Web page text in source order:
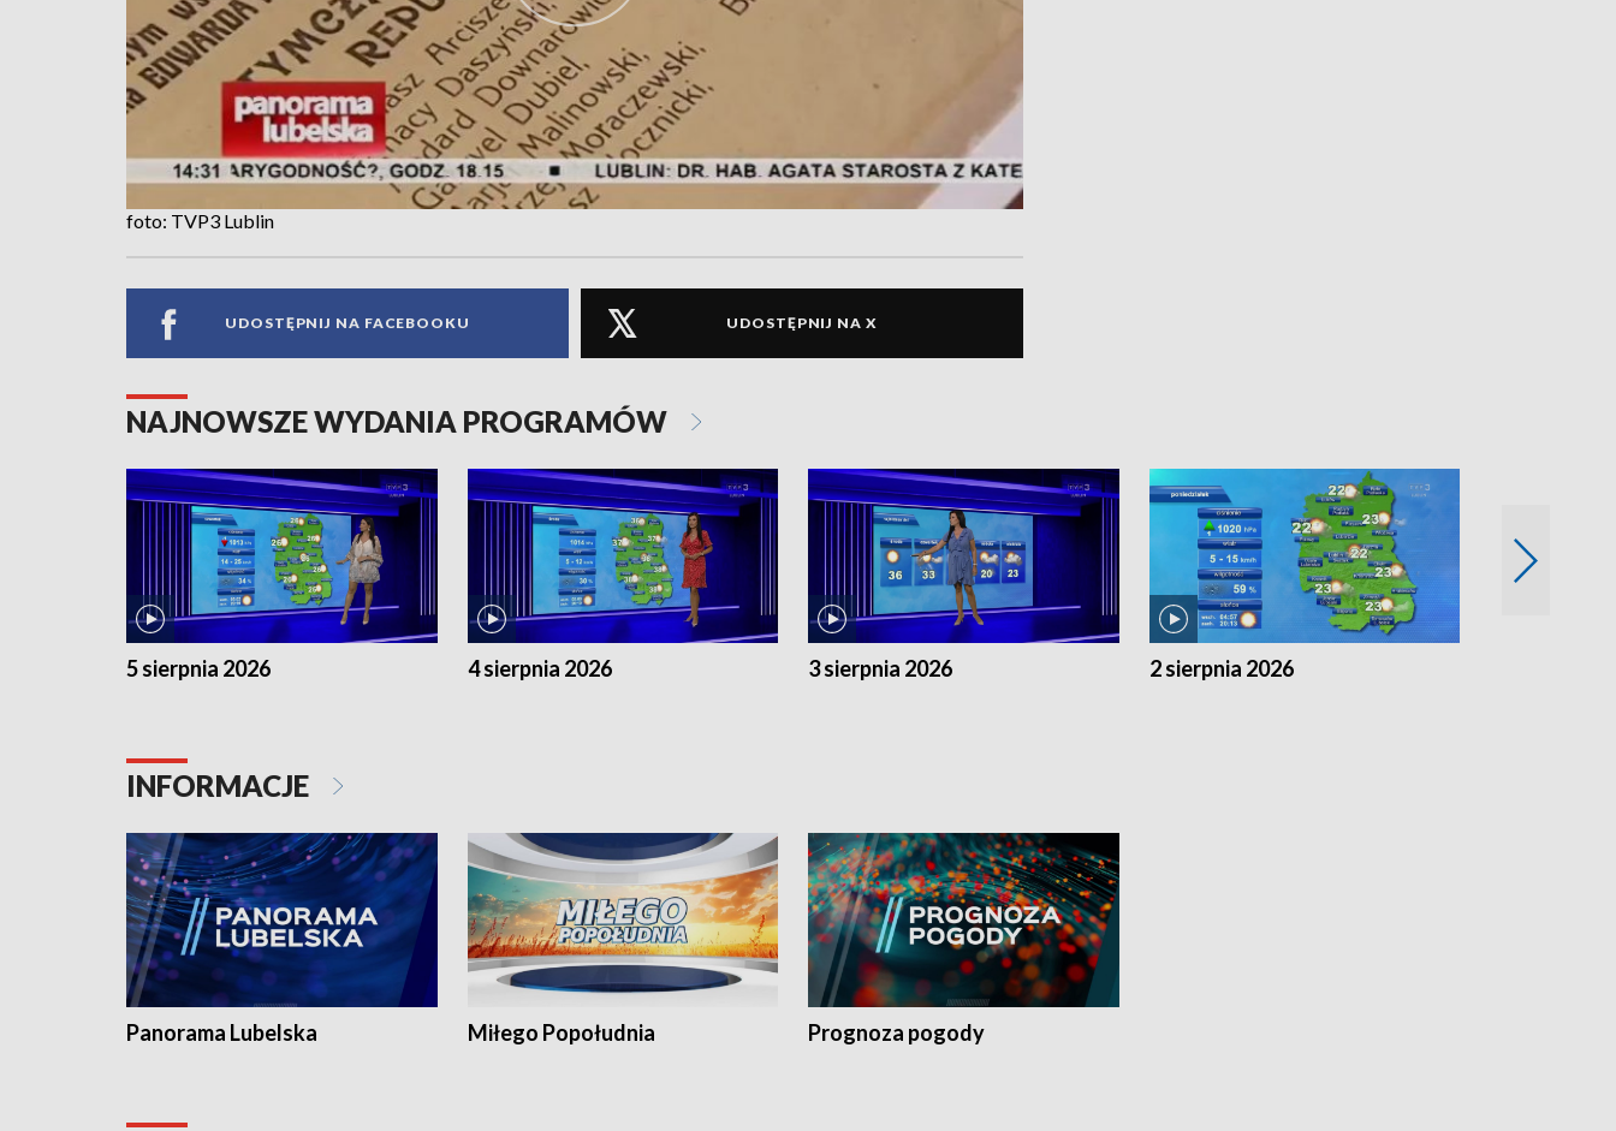
foto: TVP3 Lublin
UDOSTĘPNIJ NA FACEBOOKU UDOSTĘPNIJ NA X
NAJNOWSZE WYDANIA PROGRAMÓW
5 sierpnia 2026 4 sierpnia 2026 3 sierpnia 2026 2 sierpnia 2026
INFORMACJE
Panorama Lubelska Miłego Popołudnia Prognoza pogody